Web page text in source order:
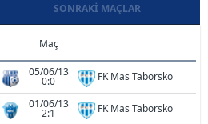
SONRAKI MAÇLAR
Maç
05/06/13
0:0 FK Mas Taborsko
01/06/13
2:1 FK Mas Taborsko